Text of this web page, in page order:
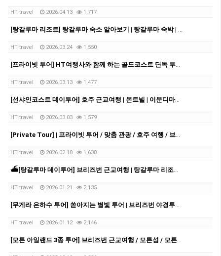
HT travel 2026.04.13 1,717
[탕갈루마 리조트] 탕갈루마 숙소 알아보기 | 탕갈루마 숙박 | 탕갈루마 리조트 예약
HT travel 2026.03.24 1,550
[프라이빗 투어] HT여행사와 함께 하는 골드코스트 단독 투어!!!
HT travel 2026.03.13 1,477
[선샤인코스트 데이투어] 호주 근교여행 | 몬트빌 | 이문디마켓 | 누사비치| 썬샤인코스트
HT travel 2026.03.03 1,579
[Private Tour] | 프라이빗 투어 / 맞춤 관광 / 호주 여행 / 브리즈번 여행 / 브리즈번 근교여행
HT travel 2026.02.18 1,638
⛴️[탕갈루마 데이투어] 브리즈번 근교여행 | 탕갈루마 리조트 | 탕갈루마 | 데이크루즈 | 크루즈투어 | 돌고래 | 스노쿨링 | 샌드보딩
HT travel 2026.01.21 2,135
[무게라 은하수 투어] 쏟아지는 별빛 투어 | 브리즈번 야경투어 | 먹음직스러운 BBQ와 한강라면을 뛰어넘을 무게라 라면까지!
HT travel 2026.01.12 2,146
[모튼 아일랜드 3종 투어] 브리즈번 근교여행 / 모튼섬 / 모튼섬투어 / 호주 데이투어 / 브리즈번 데이투어